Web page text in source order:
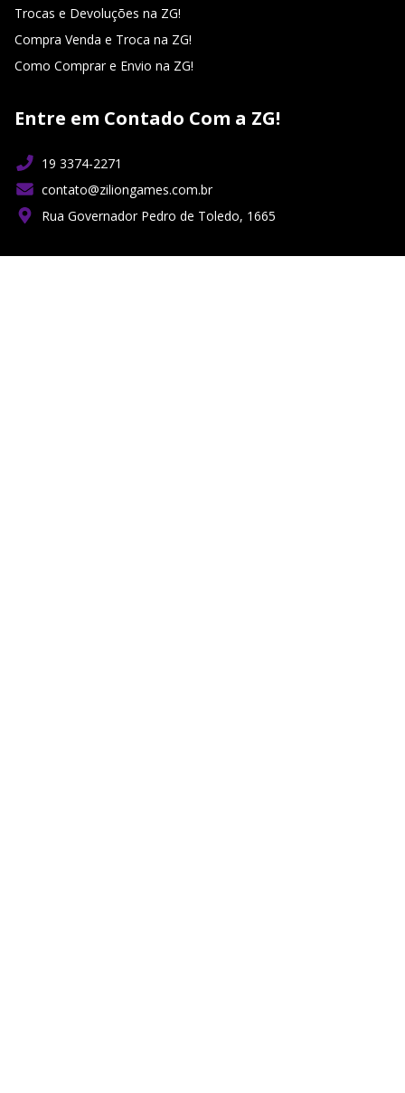
Trocas e Devoluções na ZG!
Compra Venda e Troca na ZG!
Como Comprar e Envio na ZG!
Entre em Contado Com a ZG!
19 3374-2271
contato@ziliongames.com.br
Rua Governador Pedro de Toledo, 1665